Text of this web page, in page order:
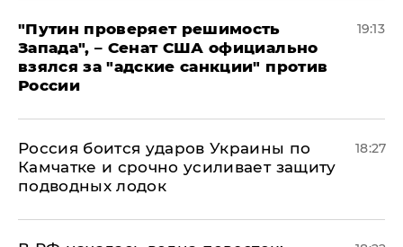
"Путин проверяет решимость
Запада", – Сенат США официально
взялся за "адские санкции" против
России
19:13
Россия боится ударов Украины по
Камчатке и срочно усиливает защиту
подводных лодок
18:27